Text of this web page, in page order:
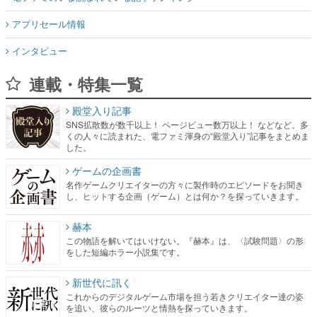
アプリセール情報
インタビュー
連載・特集一覧
殿堂入り記事
SNS拡散数が数千以上！ ページビュー数万以上！ などなど。多
くの人々に読まれた、電ファミ渾身の“殿堂入り”記事をまとめま
した。
ゲームの企画書
名作ゲームクリエイターの方々に製作時のエピソードをお聞き
し、ヒットする企画（ゲーム）とは何か？を探っていきます。
赫本
この物語を解いてはいけない。『赫本』は、〈試験問題〉の形
をした短編ホラー小説集です。
新世代に訊く
これからのデジタルゲーム市場を担う若きクリエイター達の姿
を追い、彼らのルーツと情熱を探っていきます。